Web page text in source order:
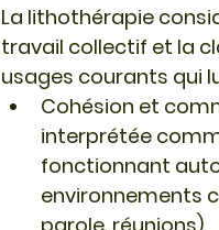
La lithothérapie
travail collectif et la
usages courants qui
Cohésion et
interprétée
fonctionnant
environnements